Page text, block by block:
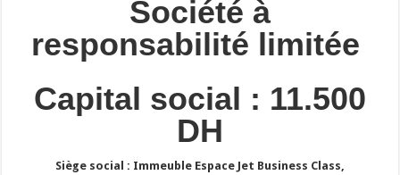
Société à
responsabilité limitée
Capital social : 11.500
DH
Siège social : Immeuble Espace Jet Business Class,